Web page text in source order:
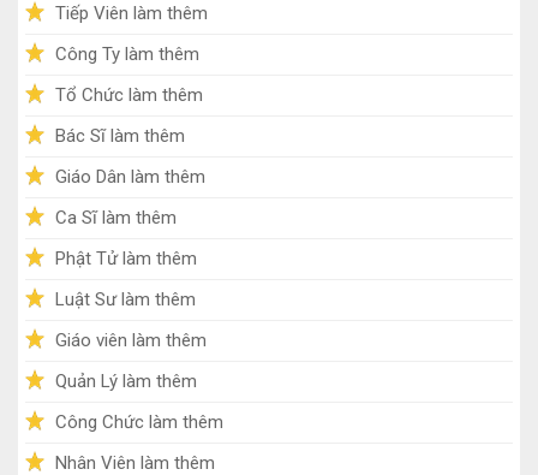
Tiếp Viên làm thêm
Công Ty làm thêm
Tổ Chức làm thêm
Bác Sĩ làm thêm
Giáo Dân làm thêm
Ca Sĩ làm thêm
Phật Tử làm thêm
Luật Sư làm thêm
Giáo viên làm thêm
Quản Lý làm thêm
Công Chức làm thêm
Nhân Viên làm thêm